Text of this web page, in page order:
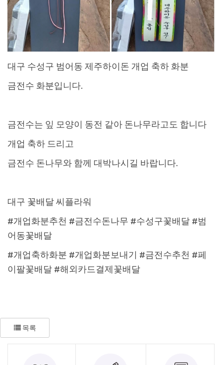
대구 수성구 범어동 제주하이돈 개업 축하 화분
금전수 화분입니다.
금전수는 잎 모양이 동전 같아 돈나무라고도 합니다
개업 축하 드리고
금전수 돈나무와 함께 대박나시길 바랍니다.
대구 꽃배달 씨플라워
#개업화분추천 #금전수돈나무 #수성구꽃배달 #범
어동꽃배달
#개업축하화분 #개업화분보내기 #금전수추천 #페
이팔꽃배달 #해외카드결제꽃배달
목록